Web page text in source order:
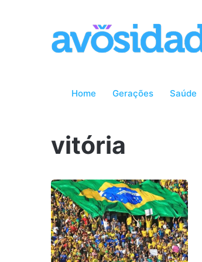
Home Gerações Saúde
vitória